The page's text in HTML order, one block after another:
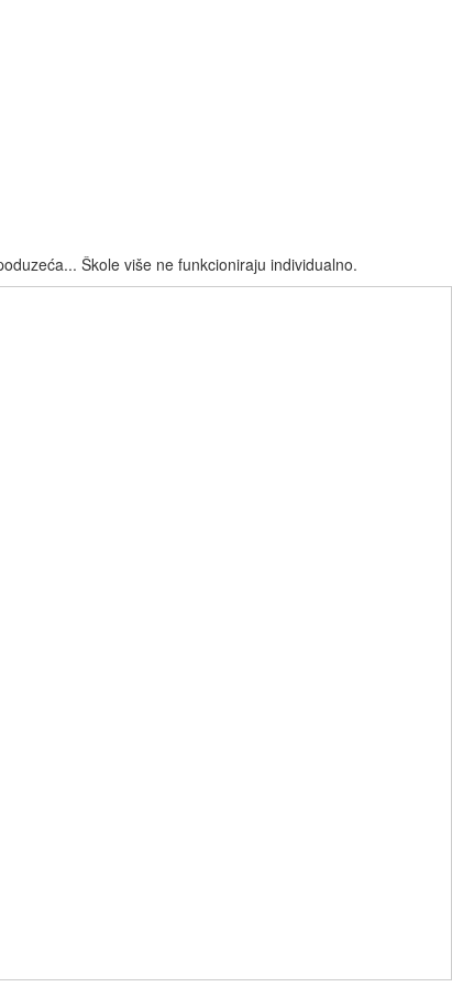
Škole više ne funkcioniraju individualno.